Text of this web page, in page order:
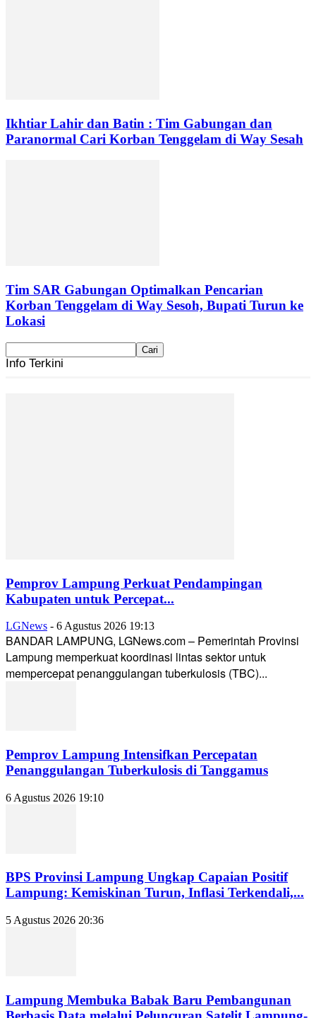
Ikhtiar Lahir dan Batin : Tim Gabungan dan
Paranormal Cari Korban Tenggelam di Way Sesah
Tim SAR Gabungan Optimalkan Pencarian
Korban Tenggelam di Way Sesoh, Bupati Turun ke
Lokasi
Info Terkini
Pemprov Lampung Perkuat Pendampingan
Kabupaten untuk Percepat...
LGNews - 6 Agustus 2026 19:13
BANDAR LAMPUNG, LGNews.com – Pemerintah Provinsi
Lampung memperkuat koordinasi lintas sektor untuk
mempercepat penanggulangan tuberkulosis (TBC)...
Pemprov Lampung Intensifkan Percepatan
Penanggulangan Tuberkulosis di Tanggamus
6 Agustus 2026 19:10
BPS Provinsi Lampung Ungkap Capaian Positif
Lampung: Kemiskinan Turun, Inflasi Terkendali,...
5 Agustus 2026 20:36
Lampung Membuka Babak Baru Pembangunan